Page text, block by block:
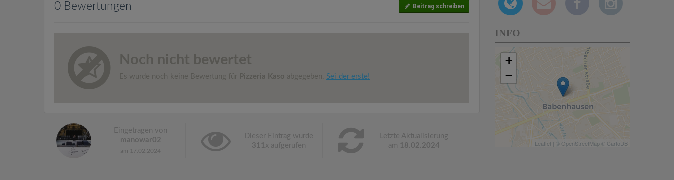
0 Bewertungen Beitrag schreiben
Noch nicht bewertet
Es wurde noch keine Bewertung für Pizzeria Kaso abgegeben. Sei der erste!
Eingetragen von
manowar02
am 17.02.2024
Dieser Eintrag wurde
311 x aufgerufen
Letzte Aktualisierung
am 18.02.2024
INFO
+
−
Leaflet | © OpenStreetMap © CartoDB